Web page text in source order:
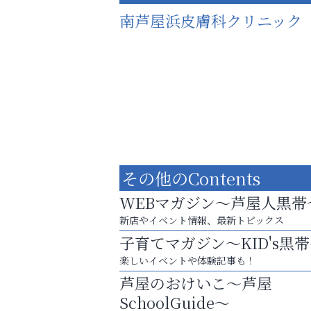
南芦屋浜皮膚科クリニック
お子さまにも大人にも、優しく寄り添う
OTTO南芦屋浜皮膚科クリニック、開院！
杉塾 芦屋校
その他のContents
WEBマガジン～芦屋人黒帯
新店やイベント情報、最新トピックス
子育てマガジン～KID's黒
楽しいイベントや体験記事も！
芦屋のおけいこ～芦屋
SchoolGuide～